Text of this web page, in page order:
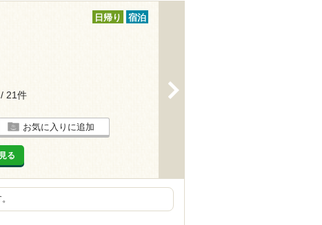
日帰り 宿泊
/ 21件
お気に入りに追加
る